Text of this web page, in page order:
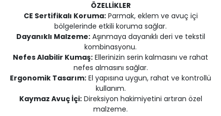
ÖZELLİKLER
CE Sertifikalı Koruma:Parmak, eklem ve avuç içi
bölgelerinde etkili koruma sağlar.
Dayanıklı Malzeme:Aşınmaya dayanıklı deri ve tekstil
kombinasyonu.
Nefes Alabilir Kumaş: Ellerinizin serin kalmasını ve rahat
nefes almasını sağlar.
Ergonomik Tasarım: El yapısına uygun, rahat ve kontrollü
kullanım.
Kaymaz Avuç İçi:Direksiyon hakimiyetini artıran özel
malzeme.